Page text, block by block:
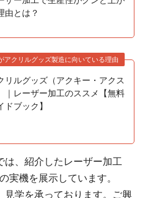
由とは？
アクリルグッズ製造に向いている理由
リルグッズ（アクキー・アクス
｜レーザー加工のススメ【無料
ドブック】
は、紹介したレーザー加工
実機を展示しています。
見学を承っております。ご興